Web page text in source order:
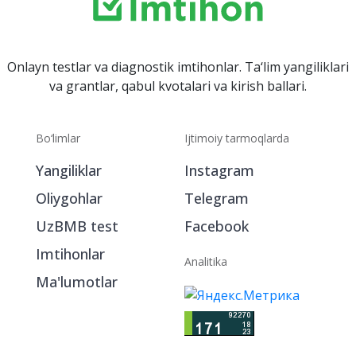
Onlayn testlar va diagnostik imtihonlar. Ta‘lim yangiliklari
va grantlar, qabul kvotalari va kirish ballari.
Bo‘limlar
Yangiliklar
Oliygohlar
UzBMB test
Imtihonlar
Ma'lumotlar
Ijtimoiy tarmoqlarda
Instagram
Telegram
Facebook
Analitika